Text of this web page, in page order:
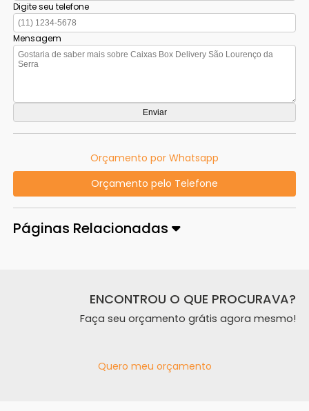
Digite seu telefone
Mensagem
Orçamento por Whatsapp
Orçamento pelo Telefone
Páginas Relacionadas
ENCONTROU O QUE PROCURAVA?
Faça seu orçamento grátis agora mesmo!
Quero meu orçamento